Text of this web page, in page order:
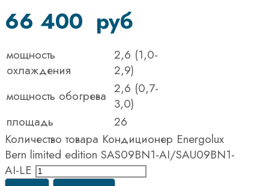
66 400 руб
мощность
охлаждения
2,6 (1,0-
2,9)
мощность обогрева 2,6 (0,7-
3,0)
площадь
26
Количество товара Кондиционер Energolux
Bern limited edition SAS09BN1-AI/SAU09BN1-
AI-LE